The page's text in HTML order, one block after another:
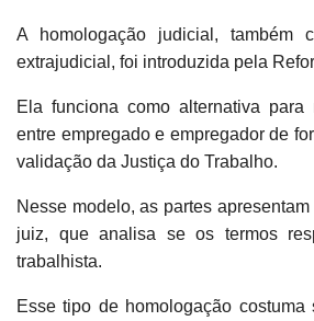
A homologação judicial, também
extrajudicial, foi introduzida pela
Ela funciona como alternativa para
entre empregado e empregador de
validação da Justiça do Trabalho.
Nesse modelo, as partes
juiz, que analisa se os termos
trabalhista.
Esse tipo de homologação